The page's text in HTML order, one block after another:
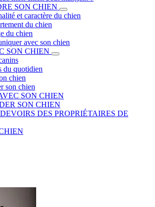
SON CHIEN
et caractère du chien
du chien
du chien
avec son chien
SON CHIEN
du quotidien
chien
son chien
SON CHIEN
SON CHIEN
DES PROPRIÉTAIRES DE